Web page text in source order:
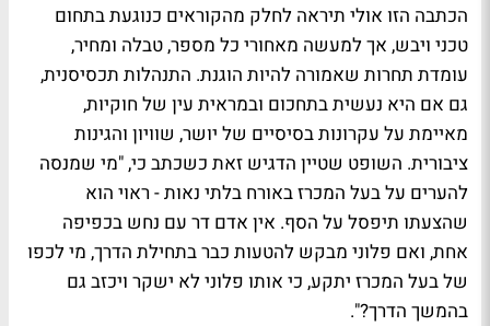
הכתבה הזו אולי תיראה לחלק מהקוראים כנוגעת בתחום
טכני ויבש, אך למעשה מאחורי כל מספר, טבלה ומחיר,
עומדת תחרות שאמורה להיות הוגנת. התנהלות תכסיסנית,
גם אם היא נעשית בתחכום ובמראית עין של חוקיות,
מאיימת על עקרונות בסיסיים של יושר, שוויון והגינות
ציבורית. השופט שטיין הדגיש זאת כשכתב כי, "מי שמנסה
להערים על בעל המכרז באורח בלתי נאות - ראוי הוא
שהצעתו תיפסל על הסף. אין אדם דר עם נחש בכפיפה
אחת, ואם פלוני מבקש להטעות כבר בתחילת הדרך, מי לכפו
של בעל המכרז יתקע, כי אותו פלוני לא ישקר ויכזב גם
בהמשך הדרך?".